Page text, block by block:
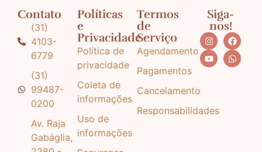
Contato
(31)
4103-
6779
(31)
99487-
0200
Av. Raja
Gabáglia,
Políticas
e
Privacidade
Política de
privacidade
Coleta de
informações
Uso de
informações
Termos
de
Serviço
Agendamento
Pagamentos
Cancelamento
Responsabilidades
Siga-
nos!